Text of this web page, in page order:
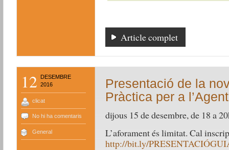
Article complet
12
DESEMBRE
2016
clicat
No hi ha comentaris
General
Presentació de la
Pràctica per a
dijous 15 de desembre, de 18 a
L’aforament és limitat. Cal
http://bit.ly/